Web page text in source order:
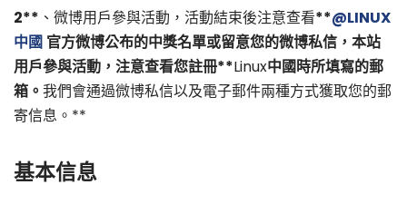
2** 、微博用戶參與活動，活動結束後注意查看**@LINUX
中國 官方微博公布的中獎名單或留意您的微博私信，本站
用戶參與活動，注意查看您註冊**Linux中國時所填寫的郵
箱。 我們會通過微博私信以及電子郵件兩種方式獲取您的郵
寄信息。**
基本信息